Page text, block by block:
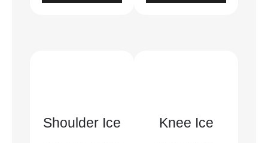
Shoulder Ice Knee Ice